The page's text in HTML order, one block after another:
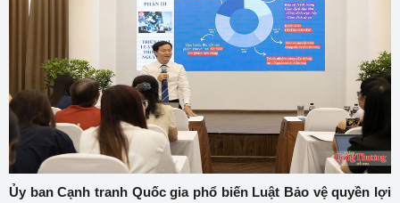
Ủy ban Cạnh tranh Quốc gia phổ biến Luật Bảo vệ quyền lợi